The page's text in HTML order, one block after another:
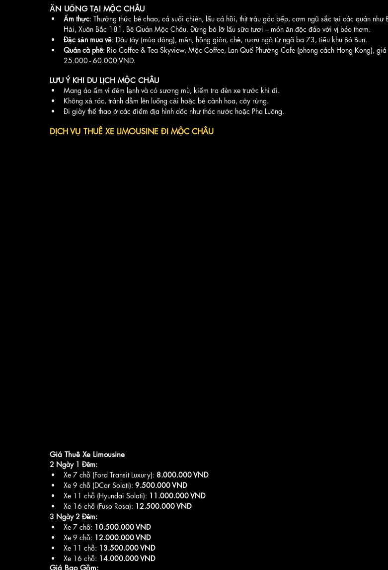
ĂN UỐNG TẠI MỘC CHÂU
Ẩm thực: Thưởng thức bê chao, cá suối chiên, lẩu cá hồi, thịt trâu gác bếp, cơm ngũ sắc tại các quán như
Hải, Xuân Bắc 181, Bê Quán Mộc Châu. Đừng bỏ lỡ lẩu sữa tươi – món ăn độc đáo với vị béo thơm.
Đặc sản mua về: Dâu tây (mùa đông), mận, hồng giòn, chè, rượu ngô từ ngã ba 73, tiểu khu Bó Bun.
Quán cà phê: Rio Coffee & Tea Skyview, Mộc Coffee, Lan Quế Phường Cafe (phong cách Hong Kong),
25.000 - 60.000 VND.
LƯU Ý KHI DU LỊCH MỘC CHÂU
Mang áo ấm vì đêm lạnh và có sương mù, kiểm tra đèn xe trước khi đi.
Không xả rác, tránh dẫm lên luống cải hoặc bẻ cành hoa, cây rừng.
Đi giày thể thao ở các điểm địa hình dốc như thác nước hoặc Pha Luông.
DỊCH VỤ THUÊ XE LIMOUSINE ĐI MỘC CHÂU
Giá Thuê Xe Limousine
2 Ngày 1 Đêm:
Xe 7 chỗ (Ford Transit Luxury): 8.000.000 VND
Xe 9 chỗ (DCar Solati): 9.500.000 VND
Xe 11 chỗ (Hyundai Solati): 11.000.000 VND
Xe 16 chỗ (Fuso Rosa): 12.500.000 VND
3 Ngày 2 Đêm:
Xe 7 chỗ: 10.500.000 VND
Xe 9 chỗ: 12.000.000 VND
Xe 11 chỗ: 13.500.000 VND
Xe 16 chỗ: 14.000.000 VND
Giá Bao Gồm: